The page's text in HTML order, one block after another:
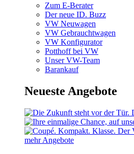
Zum E-Berater
Der neue ID. Buzz
VW Neuwagen
VW Gebrauchtwagen
VW Konfigurator
Potthoff bei VW
Unser VW-Team
Barankauf
Neueste Angebote
mehr Angebote